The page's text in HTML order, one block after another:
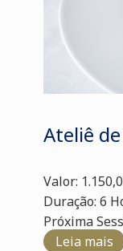
Ateliê
Valor:
Duração: 6
Próxima
Leia mais